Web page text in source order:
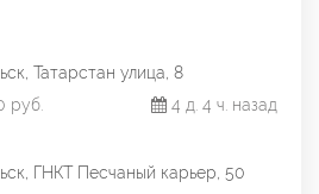
Татарстан улица, 8
руб.
4 д. 4 ч. назад
ГНКТ Песчаный карьер, 50